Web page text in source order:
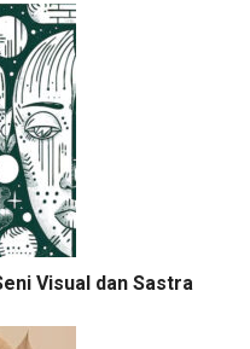
Visual dan Sastra